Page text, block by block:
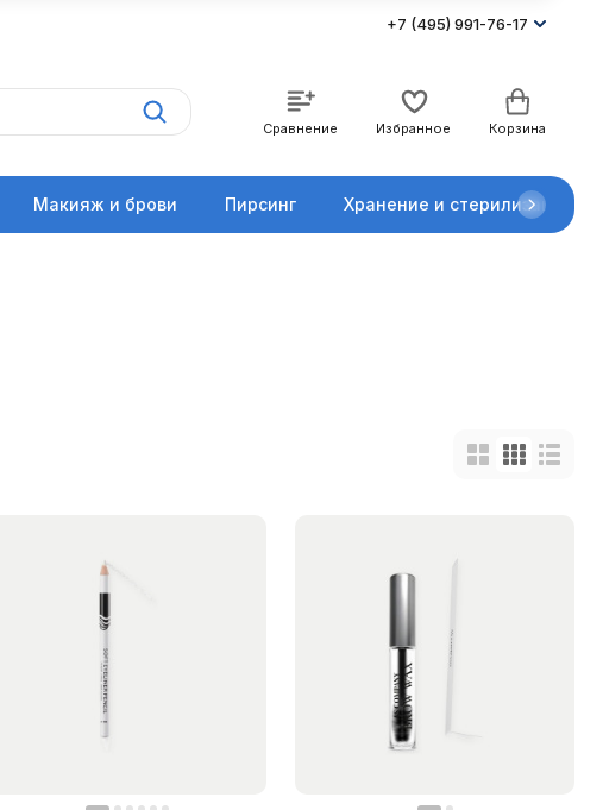
+7 (495) 991-76-17
Сравнение Избранное Корзина
Макияж и брови Пирсинг Хранение и стерилизация